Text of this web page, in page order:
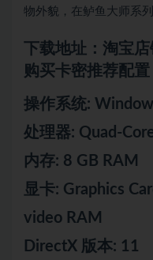
物外貌，在鲈鱼大师系
下载地址：淘宝
购买卡密推荐配置
操作系统:
处理器: Quad-
内存: 8 GB RAM
显卡: Graphics
video RAM
DirectX 版本: 11